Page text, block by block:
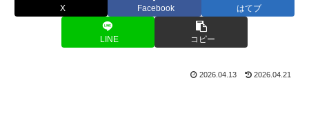
X Facebook はてブ
LINE コピー
2026.04.13 2026.04.21